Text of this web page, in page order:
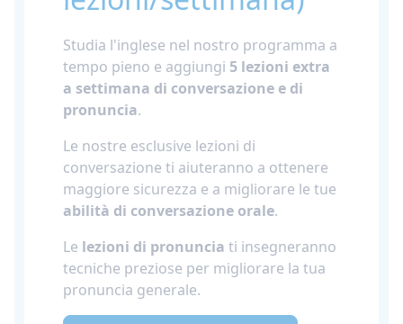
Studia l'inglese nel nostro programma a
tempo pieno e aggiungi 5 lezioni extra
a settimana di conversazione e di
pronuncia.
Le nostre esclusive lezioni di
conversazione ti aiuteranno a ottenere
maggiore sicurezza e a migliorare le tue
abilità di conversazione orale.
Le lezioni di pronuncia ti insegneranno
tecniche preziose per migliorare la tua
pronuncia generale.